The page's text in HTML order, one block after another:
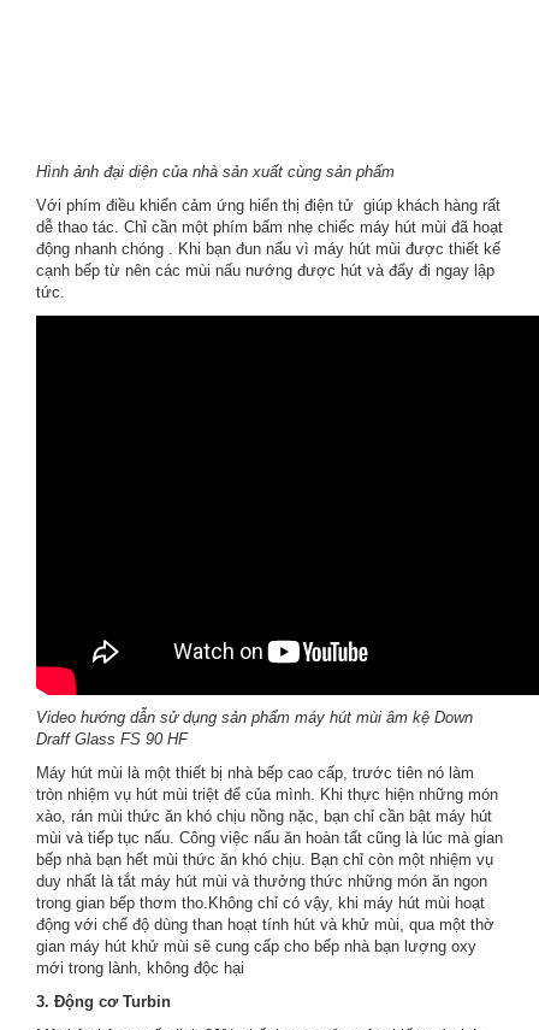
Hình ảnh đại diện của nhà sản xuất cùng sản phẩm
Với phím điều khiển cảm ứng hiển thị điện tử giúp khách hàng rất
dễ thao tác. Chỉ cần một phím bấm nhẹ chiếc máy hút mùi đã hoạt
động nhanh chóng . Khi bạn đun nấu vì máy hút mùi được thiết kế
cạnh bếp từ nên các mùi nấu nướng được hút và đẩy đi ngay lập
tức.
Video hướng dẫn sử dụng sản phẩm máy hút mùi âm kệ Down
Draff Glass FS 90 HF
Máy hút mùi là một thiết bị nhà bếp cao cấp, trước tiên nó làm
tròn nhiệm vụ hút mùi triệt để của mình. Khi thực hiện những món
xào, rán mùi thức ăn khó chịu nồng nặc, bạn chỉ cần bật máy hút
mùi và tiếp tục nấu. Công việc nấu ăn hoàn tất cũng là lúc mà gian
bếp nhà bạn hết mùi thức ăn khó chịu. Bạn chỉ còn một nhiệm vụ
duy nhất là tắt máy hút mùi và thưởng thức những món ăn ngon
trong gian bếp thơm tho.Không chỉ có vậy, khi máy hút mùi hoạt
động với chế độ dùng than hoạt tính hút và khử mùi, qua một thờ
gian máy hút khử mùi sẽ cung cấp cho bếp nhà bạn lượng oxy
mới trong lành, không độc hại
3. Động cơ Turbin